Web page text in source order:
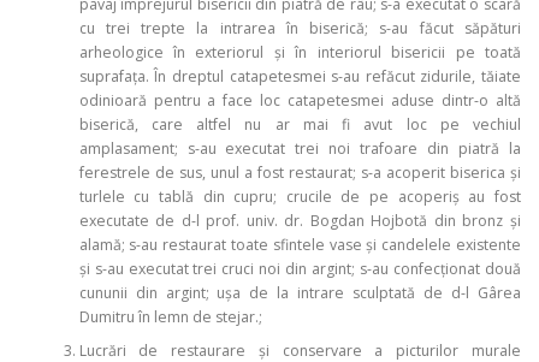
cu trei trepte la intrarea în biserică; s-au făcut săpături
arheologice în exteriorul şi în interiorul bisericii pe toată
suprafaţa. În dreptul catapetesmei s-au refăcut zidurile, tăiate
odinioară pentru a face loc catapetesmei aduse dintr-o altă
biserică, care altfel nu ar mai fi avut loc pe vechiul
amplasament; s-au executat trei noi trafoare din piatră la
ferestrele de sus, unul a fost restaurat; s-a acoperit biserica şi
turlele cu tablă din cupru; crucile de pe acoperiş au fost
executate de d-l prof. univ. dr. Bogdan Hojbotă din bronz şi
alamă; s-au restaurat toate sfintele vase şi candelele existente
şi s-au executat trei cruci noi din argint; s-au confecţionat două
cununii din argint; uşa de la intrare sculptată de d-l Gârea
Dumitru în lemn de stejar.;
Lucrări de restaurare şi conservare a picturilor murale